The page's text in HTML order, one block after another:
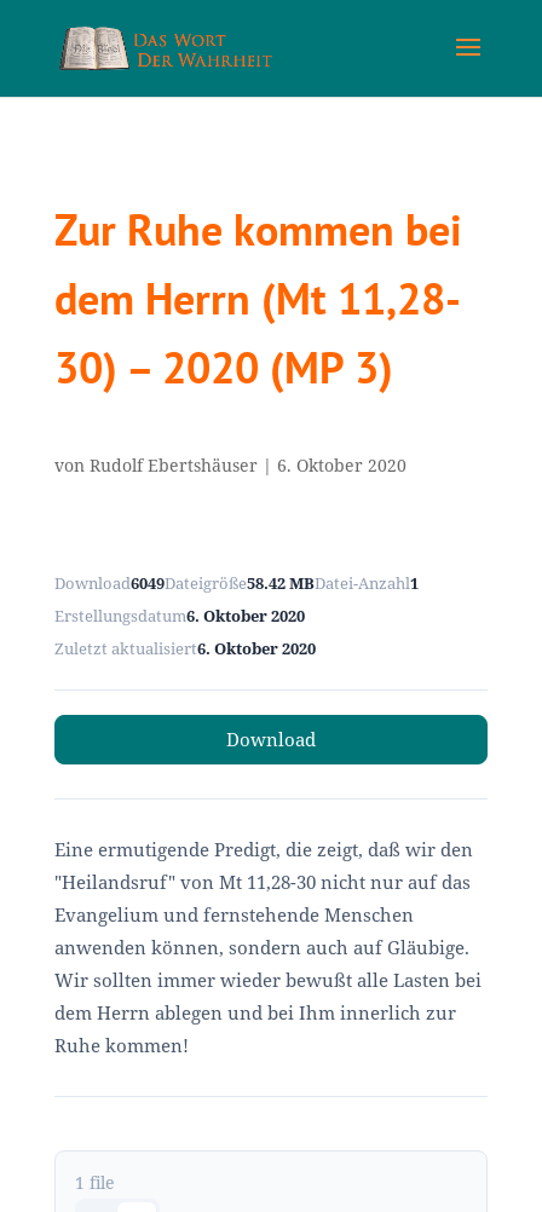
Zur Ruhe kommen bei
dem Herrn (Mt 11,28-
30) – 2020 (MP 3)
von Rudolf Ebertshäuser| 6. Oktober 2020
Download6049Dateigröße58.42 MBDatei-Anzahl1
Erstellungsdatum6. Oktober 2020
Zuletzt aktualisiert6. Oktober 2020
Download
Eine ermutigende Predigt, die zeigt, daß wir den
"Heilandsruf" von Mt 11,28-30 nicht nur auf das
Evangelium und fernstehende Menschen
anwenden können, sondern auch auf Gläubige.
Wir sollten immer wieder bewußt alle Lasten bei
dem Herrn ablegen und bei Ihm innerlich zur
Ruhe kommen!
1 file